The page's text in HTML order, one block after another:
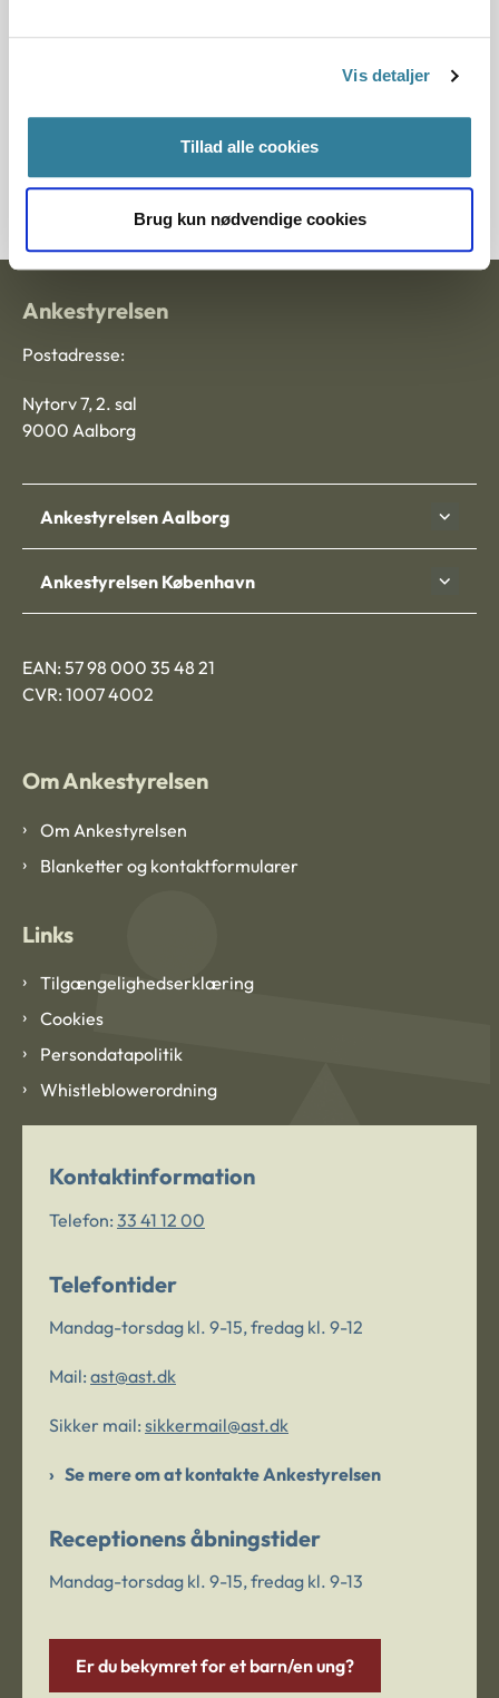
Vis detaljer
Tillad alle cookies
Brug kun nødvendige cookies
hvornår en borger skal have klagevejledning.
Vejledning om afgørelsesbegrebet
Ankestyrelsen
Postadresse:
Nytorv 7, 2. sal
9000 Aalborg
Ankestyrelsen Aalborg
Ankestyrelsen København
EAN: 57 98 000 35 48 21
CVR: 1007 4002
Om Ankestyrelsen
Om Ankestyrelsen
Blanketter og kontaktformularer
Links
Tilgængelighedserklæring
Cookies
Persondatapolitik
Whistleblowerordning
Kontaktinformation
Telefon: 33 41 12 00
Telefontider
Mandag-torsdag kl. 9-15, fredag kl. 9-12
Mail: ast@ast.dk
Sikker mail: sikkermail@ast.dk
Se mere om at kontakte Ankestyrelsen
Receptionens åbningstider
Mandag-torsdag kl. 9-15, fredag kl. 9-13
Er du bekymret for et barn/en ung?